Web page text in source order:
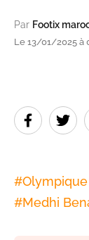
Par Footix
Le 13/01/2025 à
#
#Medhi